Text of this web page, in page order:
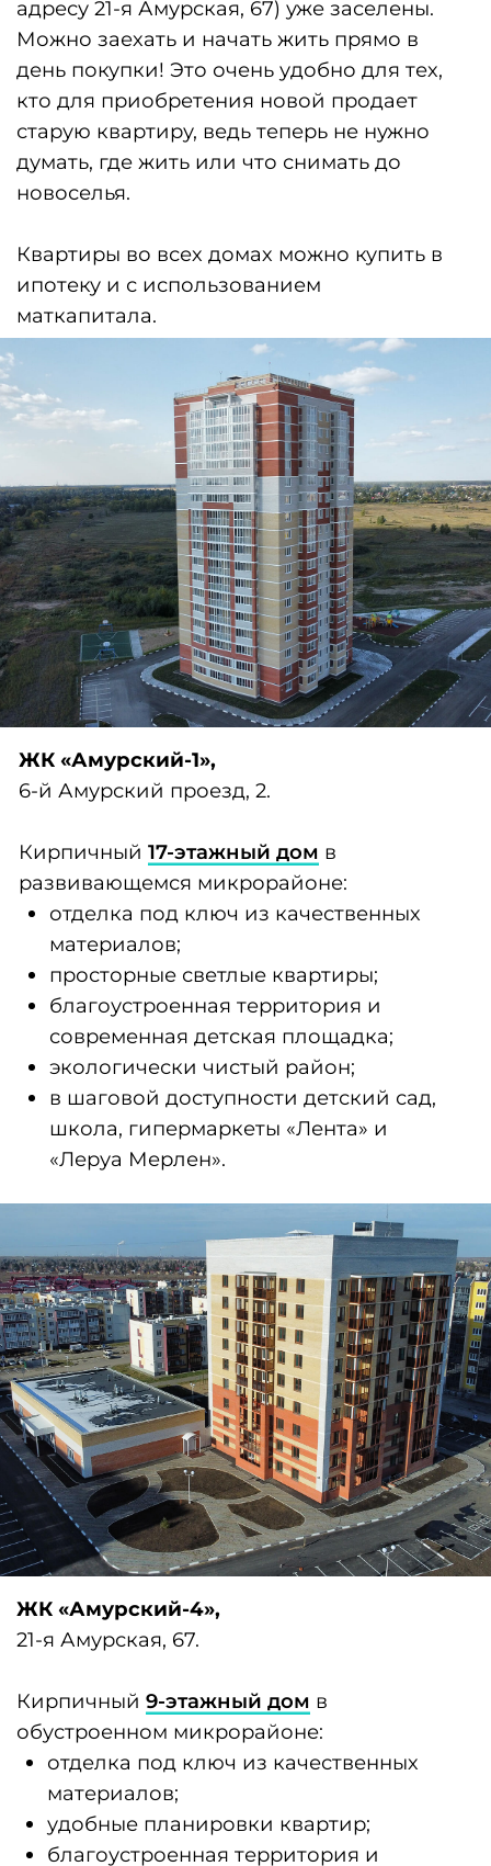
ЖК «Амурский-4»,
21-я Амурская, 67.
Кирпичный9-этажный дом
обустроенном микрорайоне:
удобные планировки квартир;
благоустроенная территория и
современная детская площадка;
экологически чистый район;
в шаговой доступности детский сад,
Мерлен».
ЖК «Амурский-1»,
6-й Амурский проезд, 2.
Кирпичный17-этажный домв
отделка под ключ из качественных
просторные светлые квартиры;
благоустроенная территория и
современная детская площадка;
экологически чистый район;
в шаговой доступности детский сад,
школа, гипермаркеты «Лента» и
ЖК «Амурский-4»,
21-я Амурская, 77.
5-этажный домс фасадом из плитки
KERAMA MARAZZI в микрорайоне
малоэтажного жилья:
отделка под ключ из качественных
материалов;
удобные планировки квартир;
благоустроенная территория и
современная детская площадка;
экологически чистый район;
школа, гипермаркеты «Лента» и
«Леруа Мерлен».